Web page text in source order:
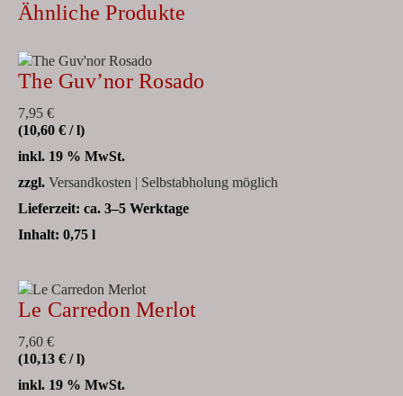
Ähnliche Produkte
The Guv’nor Rosado
7,95 €
(10,60 € /l)
inkl. 19 % MwSt.
zzgl. Versandkosten | Selbstabholung möglich
Lieferzeit: ca. 3–5 Werktage
Inhalt: 0,75 l
Le Carredon Merlot
7,60 €
(10,13 € /l)
inkl. 19 % MwSt.